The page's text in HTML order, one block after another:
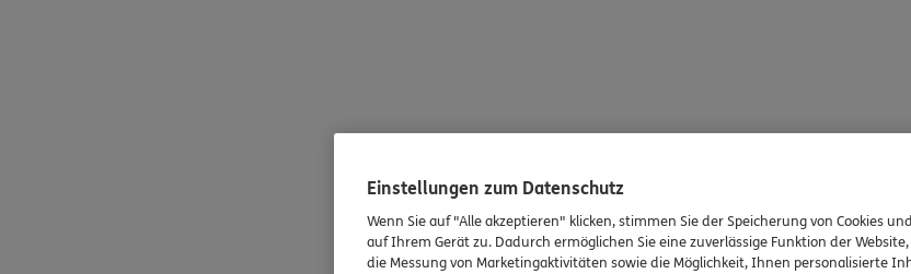
Einstellungen zum Datenschutz
Wenn Sie auf "Alle akzeptieren" klicken, stimmen Sie der Speicherung von Cookies
auf Ihrem Gerät zu. Dadurch ermöglichen Sie eine zuverlässige Funktion der
die Messung von Marketingaktivitäten sowie die Möglichkeit, Ihnen personalisierte